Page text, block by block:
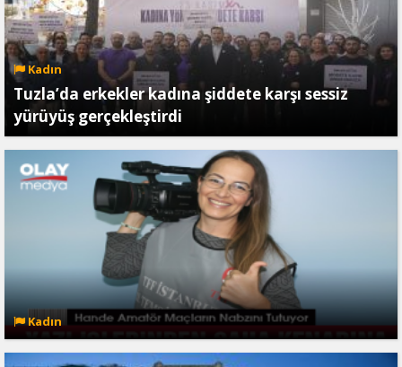
Kadın
Tuzla’da erkekler kadına şiddete karşı sessiz
yürüyüş gerçekleştirdi
Kadın